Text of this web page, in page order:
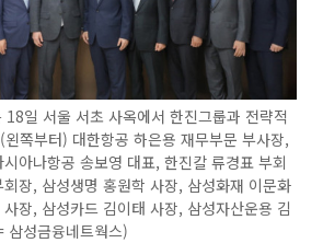
일 서울 서초 사옥에서 한진그룹과 전략적
쪽부터) 대한항공 하은용 재무부문 부사장,
아나항공 송보영 대표, 한진칼 류경표 부회
장, 삼성생명 홍원학 사장, 삼성화재 이문화
장, 삼성카드 김이태 사장, 삼성자산운용 김
삼성금융네트웍스)